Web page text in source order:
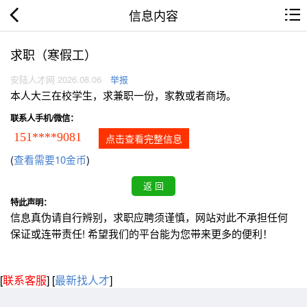
信息内容
求职（寒假工）
安陆人才网 2026.08.06 举报
本人大三在校学生，求兼职一份，家教或者商场。
联系人手机/微信：
151****9081 点击查看完整信息
(查看需要10金币)
特此声明：
信息真伪请自行辨别，求职应聘须谨慎，网站对此不承担任何
保证或连带责任! 希望我们的平台能为您带来更多的便利！
[联系客服] [最新找人才]